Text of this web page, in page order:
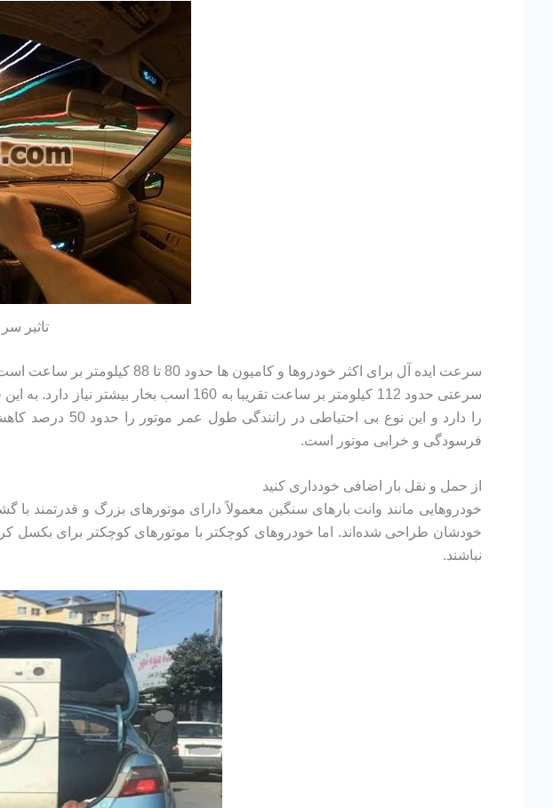
تاثیر
سرعتی حدود 112 کیلومتر بر ساعت تقریبا به
را دارد و این
فرسودگی و خرابی موتور است.
از حمل و نقل بار اضافی خودداری کنید
خودروهایی مانند وانت بارهای سنگین معمولاً دارای موتورهای بزرگ و قدرتمند با
خودشان طراحی شده‌اند. اما خودروهای کوچکتر با موتورهای کوچکتر برای بکسل
نباشند.